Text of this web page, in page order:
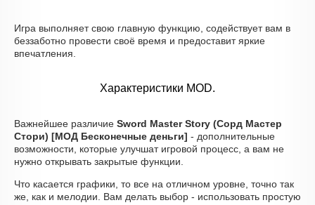
Игра выполняет свою главную функцию, содействует вам в
беззаботно провести своё время и предоставит яркие
впечатления.
Характеристики MOD.
Важнейшее различие Sword Master Story (Сорд Мастер
Стори) [МОД Бесконечные деньги] - дополнительные
возможности, которые улучшат игровой процесс, а вам не
нужно открывать закрытые функции.
Что касается графики, то все на отличном уровне, точно так
же, как и мелодии. Вам делать выбор - использовать простую